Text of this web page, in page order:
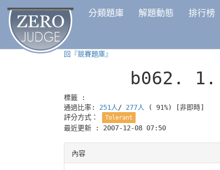
分類題庫 解題動態 排行榜
回『競賽題庫』
b062. 1.
標籤 :
通過比率: 251人 / 277人 ( 91%)
[非即時]
評分方式：
Tolerant
最近更新 : 2007-12-08 07:50
內容